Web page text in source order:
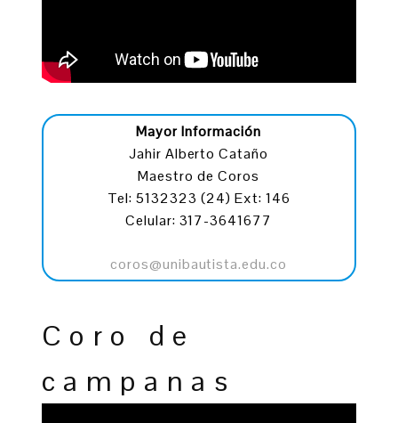
Mayor Información
Jahir Alberto Cataño
Maestro de Coros
Tel: 5132323 (24) Ext: 146
Celular: 317-3641677
coros@unibautista.edu.co
Coro de
campanas